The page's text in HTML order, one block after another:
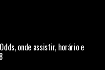
onde assistir, horário e